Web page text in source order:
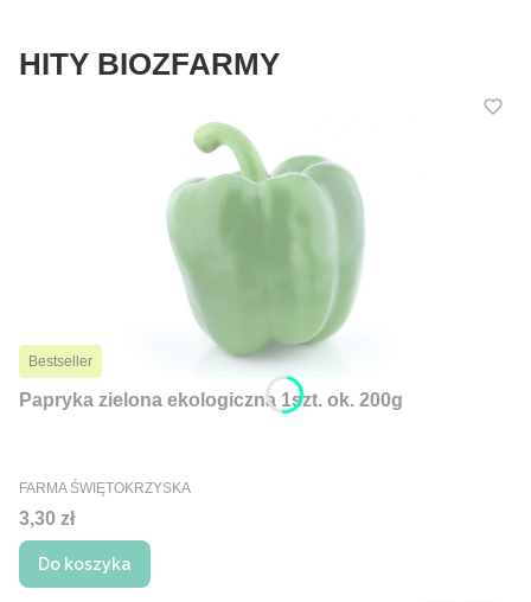
HITY BIOZFARMY
Bestseller
Papryka zielona ekologiczna 1szt. ok. 200g
PRODUCENT
FARMA ŚWIĘTOKRZYSKA
Cena
3,30 zł
Do koszyka